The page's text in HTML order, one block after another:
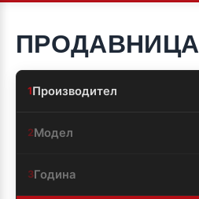
ПРОДАВНИЦА
1Производител
2Модел
3Година